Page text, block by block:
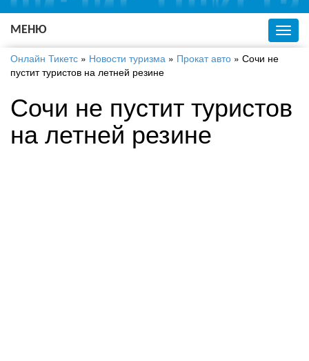
Украинский
МЕНЮ
Онлайн Тикетс » Новости туризма » Прокат авто » Сочи не
пустит туристов на летней резине
Сочи не пустит туристов
на летней резине